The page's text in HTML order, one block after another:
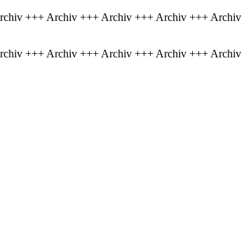
+++ Archiv +++ Archiv +++ Archiv +++ Archiv
+++ Archiv +++ Archiv +++ Archiv +++ Archiv